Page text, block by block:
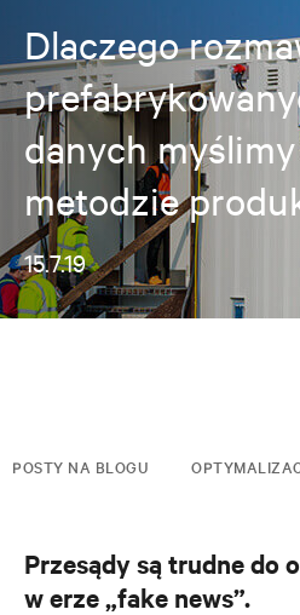
Dlaczego
danych
metodzie
15.7.19
POSTY NA BLOGU
Przesądy są trudne do
w erze „fake news”.